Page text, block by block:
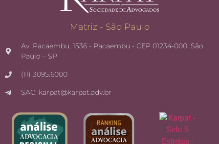
Matriz - São Paulo
Av. Pacaembu, 1536 - Pacaembu - CEP 01234-000, São
Paulo – SP
(11) 3095.6000
SAC: karpat@karpat.adv.br